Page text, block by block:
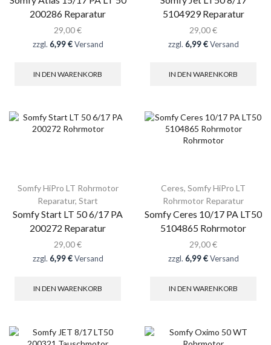
200286 Reparatur
29,00€
zzgl. 6,99 €Versand
IN DEN WARENKORB
5104929 Reparatur
29,00€
zzgl. 6,99 €Versand
IN DEN WARENKORB
Somfy HiPro LT Rohrmotor
Reparatur, Start
Somfy Start LT 50 6/17 PA
200272 Reparatur
29,00€
zzgl. 6,99 €Versand
IN DEN WARENKORB
Ceres, Somfy HiPro LT
Rohrmotor Reparatur
Somfy Ceres 10/17 PA LT50
5104865 Rohrmotor
29,00€
zzgl. 6,99 €Versand
IN DEN WARENKORB